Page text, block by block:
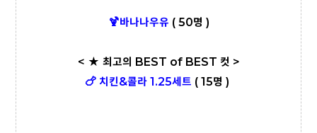
🍹바나나우유 ( 50명 )
< ★ 최고의 BEST of BEST 컷 >
🍗 치킨&콜라 1.25세트 ( 15명 )